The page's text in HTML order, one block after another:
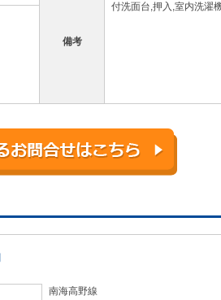
備考
付洗面台,押入,室内洗濯
南海高野線